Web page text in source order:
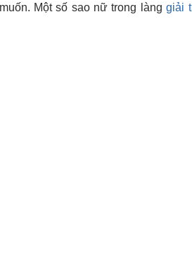
Một số sao nữ trong lànggiải